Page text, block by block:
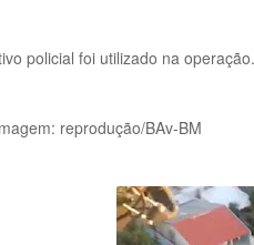
policial foi utilizado na operação.
magem: reprodução/BAv-BM